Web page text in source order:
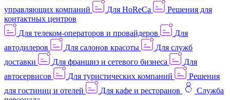
управляющих компаний
Для HoReCa
Решения для
контактных центров
Для телеком-операторов и провайдеров
Для
автодилеров
Для салонов красоты
Для служб
доставки
Для франшиз и сетевого бизнеса
Для
автосервисов
Для туристических компаний
Решения
для гостиниц и отелей
Для кафе и ресторанов
Служба